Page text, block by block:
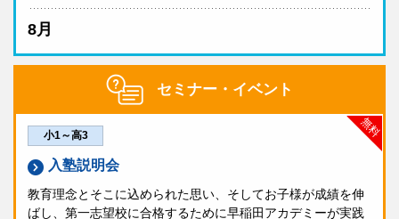
7/10（金）18:00より
覧いただけます。
早稲田アカデミーOnlineのアカウント作成・生徒追加がお済みで
作成手順
紙の成績帳票の返却はありません。
備考
必修受験と位置付けられている塾生の方は、原則別途
のお申し込みは不要です（Onlineアンケートの回答
は必要です）。詳細は早稲田アカデミーOnlineに公
開されているご案内をご確認ください。
事前受験・当日会場受験の方のみ特待認定があります。
中3は、9月より開講の
審査を兼ねます。ただし、事後受験の方は資格付与は
効となります。
へ、早稲田アカデミーにお通いでない方はカスタマー
い。
8月
セミナー・イベント
無料
小1～高3
入塾説明会
教育理念とそこに込められた思い、そしてお子様が成績を伸
ばし、第一志望校に合格するために早稲田アカデミーが実践